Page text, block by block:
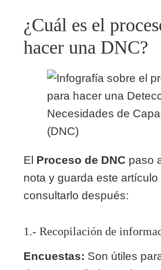
¿Cuál es el
hacer una DNC?
El Proceso de DNC paso
nota y guarda este artículo
consultarlo después:
1.- Recopilación de
Encuestas: Son útiles